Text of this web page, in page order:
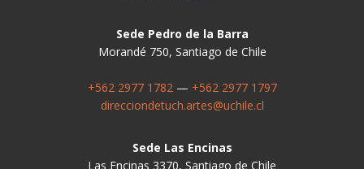
Sede Pedro de la Barra
Morandé 750, Santiago de Chile
+562 2977 1782 — +562 2977 1797
direcciondetuch.artes@uchile.cl
Sede Las Encinas
Las Encinas 3370, Santiago de Chile